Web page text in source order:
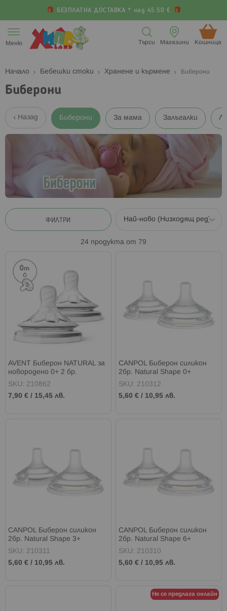
БЕЗПЛАТНА ДОСТАВКА * над 45.50 €
към
съдържанието
Меню Кошница (
Магазини
Търси
Начало Бебешки стоки Хранене и кърмене Биберони
Биберони
Назад Биберони За мама Залъгалки
ФИЛТРИ
24 продукта от 79
AVENT Биберон NATURAL за
новородено 0+ 2 бр.
SKU: 210862
7,90 € / 15,45 лв.
CANPOL Биберон силикон
2бр. Natural Shape 0+
SKU: 210312
5,60 € / 10,95 лв.
CANPOL Биберон силикон
2бр. Natural Shape 3+
SKU: 210311
5,60 € / 10,95 лв.
CANPOL Биберон силикон
2бр. Natural Shape 6+
SKU: 210310
5,60 € / 10,95 лв.
Не се предлага онлайн